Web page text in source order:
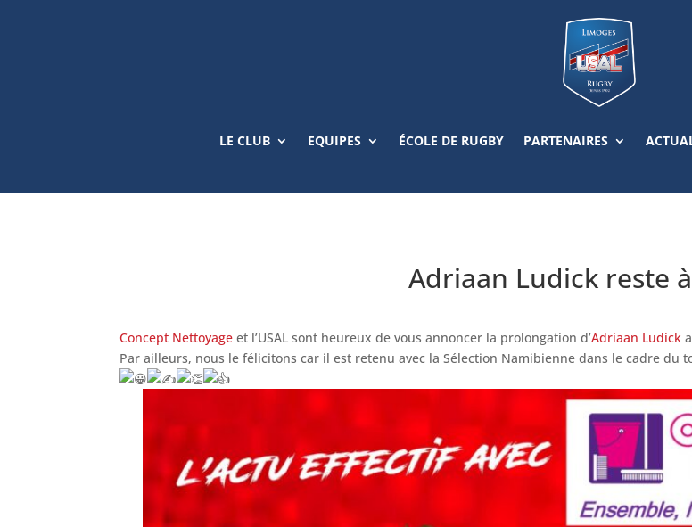
LE CLUB EQUIPES ÉCOLE DE RUGBY PARTENAIRES
Adriaan Ludick reste à
Concept Nettoyage et l’USAL sont heureux de vous annoncer la prolongation d’Adriaan Ludick
Par ailleurs, nous le félicitons car il est retenu avec la Sélection Namibienne dans le cadre